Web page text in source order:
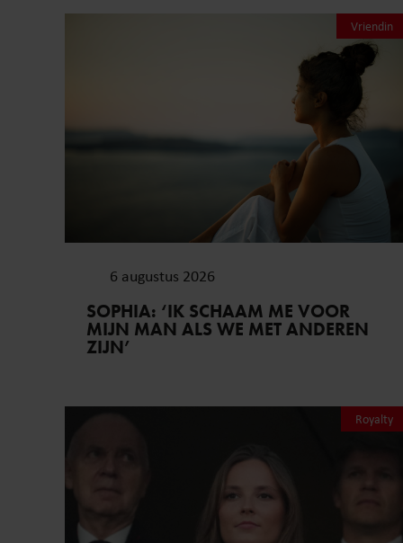
Vriendin
6 augustus 2026
SOPHIA: ‘IK SCHAAM ME VOOR
MIJN MAN ALS WE MET ANDEREN
ZIJN’
Royalty